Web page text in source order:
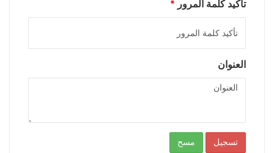
تأكيد كلمة المرور *
العنوان
تسجيل مسح